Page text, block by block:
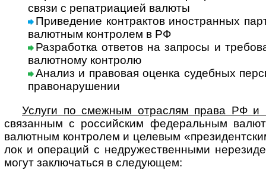
связи с репат­ри­а­цией валюты
Приведение контрактов иностранных
валют­ным кон­т­ро­лем в РФ
Разработка ответов на запросы и
валют­ному конт­ролю
Анализ и право­вая оценка судеб­ных
право­на­ру­шении
Услуги по смеж­ным отрас­лям права РФ и
свя­зан­ным с рос­сий­ским феде­раль­ным
валют­ным конт­ро­лем и целе­вым
лок и опе­ра­ций с недру­жест­вен­ными
могут заклю­ча­ться в сле­дующем: